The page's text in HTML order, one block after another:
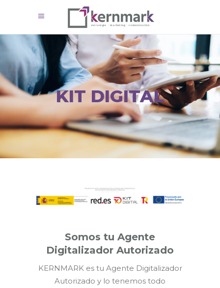
KIT DIGITAL
Somos tu Agente
Digitalizador Autorizado
KERNMARK es tu Agente Digitalizador
Autorizado y lo tenemos todo